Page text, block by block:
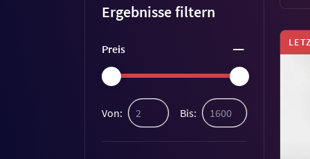
Ergebnisse filtern
Preis
Von: Bis: